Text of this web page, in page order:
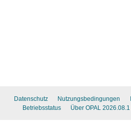
Datenschutz Nutzungsbedingungen
Betriebsstatus
Über OPAL 2026.08.1